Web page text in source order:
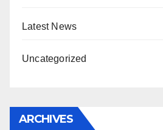
Latest News
Uncategorized
ARCHIVES